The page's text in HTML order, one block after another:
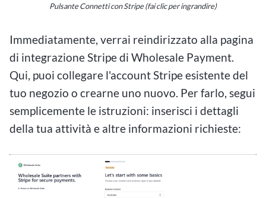
Pulsante Connetti con Stripe (fai clic per ingrandire)
Immediatamente, verrai reindirizzato alla pagina
di integrazione Stripe di Wholesale Payment.
Qui, puoi collegare l'account Stripe esistente del
tuo negozio o crearne uno nuovo. Per farlo, segui
semplicemente le istruzioni: inserisci i dettagli
della tua attività e altre informazioni richieste: